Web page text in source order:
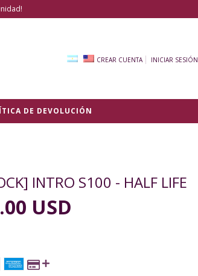
CREAR CUENTA INICIAR SESIÓN
DE DEVOLUCIÓN
INTRO S100 - HALF LIFE
USD